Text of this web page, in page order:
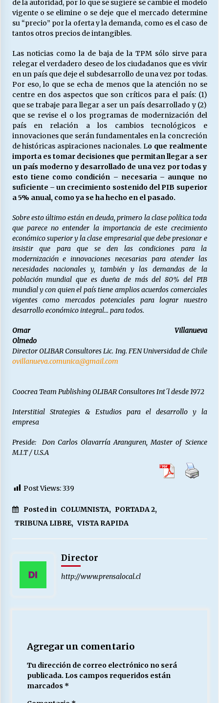
de la autoridad, por lo que se sugiere se cambie el modelo
vigente o se elimine o se deje que el mercado determine
su “precio” por la oferta y la demanda, como es el caso de
tantos otros precios de intangibles.
Las noticias como la de baja de la TPM sólo sirve para
relegar el verdadero deseo de los ciudadanos que es vivir
en un país que deje el subdesarrollo de una vez por todas.
Por eso, lo que se echa de menos que la atención no se
centre en dos aspectos que son críticos para el país: (1)
que se trabaje para llegar a ser un país desarrollado y (2)
que se revise el o los programas de modernización del
país en relación a los cambios tecnológicos e
innovaciones que serán fundamentales en la concreción
de históricas aspiraciones nacionales. Lo que realmente
importa es tomar decisiones que permitan llegar a ser
un país moderno y desarrollado de una vez por todas y
esto tiene como condición – necesaria – aunque no
suficiente – un crecimiento sostenido del PIB superior
a 5% anual, como ya se ha hecho en el pasado.
Sobre esto último están en deuda, primero la clase política toda
que parece no entender la importancia de este crecimiento
económico superior y la clase empresarial que debe presionar e
insistir que para que se den las condiciones para la
modernización e innovaciones necesarias para atender las
necesidades nacionales y, también y las demandas de la
población mundial que es dueña de más del 80% del PIB
mundial y con quien el país tiene amplios acuerdos comerciales
vigentes como mercados potenciales para lograr nuestro
desarrollo económico integral… para todos.
Omar Villanueva
Olmedo
Director OLIBAR Consultores Lic. Ing. FEN Universidad de Chile
ovillanueva.comunica@gmail.com
Coocrea Team Publishing OLIBARConsultores Int´l desde 1972
Interstitial Strategies & Estudios para el desarrollo y la
empresa
Preside: Don Carlos Olavarría Aranguren, Master of Science
M.I.T / U.S.A
Post Views:339
Posted in COLUMNISTA, PORTADA 2,
TRIBUNA LIBRE, VISTA RAPIDA
Director
http://www.prensalocal.cl
Agregar un comentario
Tu dirección de correo electrónico no será
publicada. Los campos requeridos están
marcados *